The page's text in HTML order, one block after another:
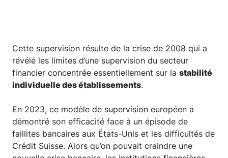
Cette supervision résulte de la crise de 2008 qui a
révélé les limites d’une supervision du secteur
financier concentrée essentiellement sur la stabilité
individuelle des établissements.
En 2023, ce modèle de supervision européen a
démontré son efficacité face à un épisode de
faillites bancaires aux États-Unis et les difficultés de
Crédit Suisse. Alors qu’on pouvait craindre une